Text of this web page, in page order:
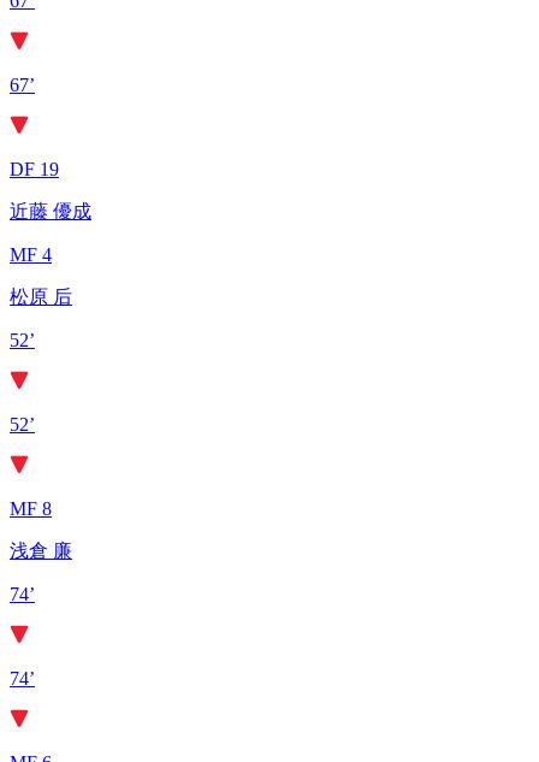
67’
DF 19
近藤 優成
MF 4
松原 后
52’
52’
MF 8
浅倉 廉
74’
74’